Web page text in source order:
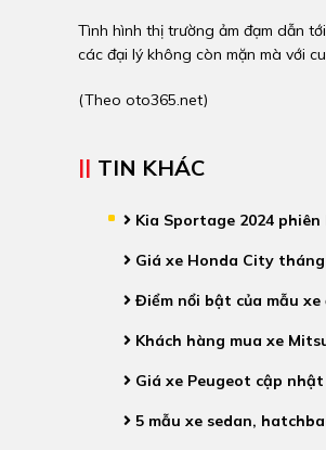
Tình hình thị trường ảm đạm dẫn
các đại lý không còn mặn mà với
(Theo oto365.net)
TIN KHÁC
Kia Sportage 2024
Giá xe Honda City
Điểm nổi bật của mẫu
Khách hàng mua xe
Giá xe Peugeot cập
5 mẫu xe sedan,